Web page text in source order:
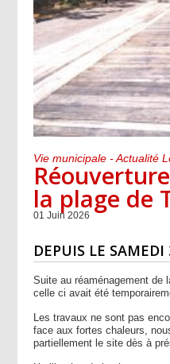
Vie municipale - Actualité
la plage de
01 Juin 2026
DEPUIS LE
Suite au réaménagement de
celle ci avait été
Les travaux ne sont pas
face aux fortes chaleurs,
partiellement le site dès à